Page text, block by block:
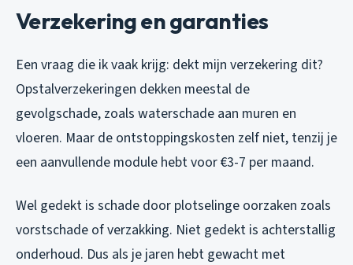
Verzekering en garanties
Een vraag die ik vaak krijg: dekt mijn verzekering dit?
Opstalverzekeringen dekken meestal de
gevolgschade, zoals waterschade aan muren en
vloeren. Maar de ontstoppingskosten zelf niet, tenzij je
een aanvullende module hebt voor €3-7 per maand.
Wel gedekt is schade door plotselinge oorzaken zoals
vorstschade of verzakking. Niet gedekt is achterstallig
onderhoud. Dus als je jaren hebt gewacht met